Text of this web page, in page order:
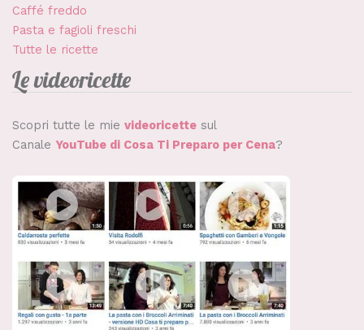
Caffé freddo
Pasta e fagioli freschi
Tutte le ricette
Le videoricette
Scopri tutte le mie videoricettesul
Canale YouTube di Cosa Ti Preparo per Cena?